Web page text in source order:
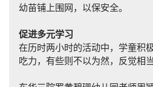
幼苗铺上围网，以保安全。
促进多元学习
在历时两小时的活动中，学童积
吃力，有些则不以为然，反觉相当